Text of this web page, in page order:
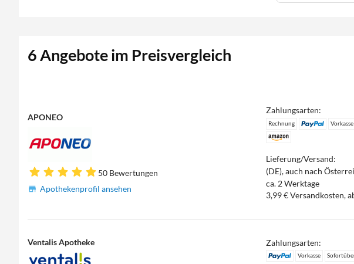
6 Angebote im Preisvergleich
APONEO
50 Bewertungen
Apothekenprofil ansehen
Zahlungsarten:
Rechnung Vorkasse
Lieferung/Versand:
(DE), auch nach
ca. 2 Werktage
3,99 € Versandkosten,
Ventalis Apotheke Zahlungsarten:
Vorkasse